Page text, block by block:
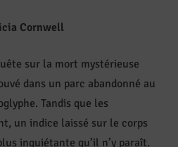
Cornwell
sur la mort mystérieuse
dans un parc abandonné au
Tandis que les
un indice laissé sur le corps
inquiétante qu’il n’y paraît.